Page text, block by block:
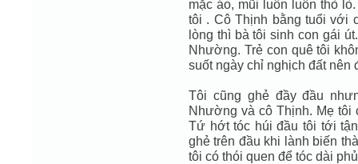
mặc áo, mũi luôn luôn thò
tôi . Cô Thịnh bằng tuổi với
lòng thì bà tôi sinh con gái
Nhường. Trẻ con quê tôi
suốt ngày chỉ nghịch đất nên
Tôi cũng ghẻ đầy đầu
Nhường và cô Thịnh. Mẹ tôi
Tứ hớt tóc húi đầu tôi tới
ghẻ trên đầu khi lành biến
tôi có thói quen để tóc dài